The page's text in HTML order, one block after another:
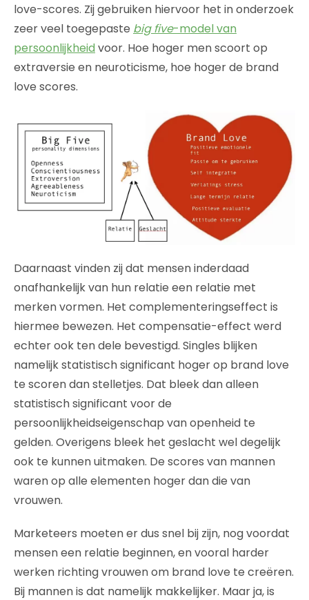
love-scores. Zij gebruiken hiervoor het in onderzoek
zeer veel toegepaste big five-model van
persoonlijkheid voor. Hoe hoger men scoort op
extraversie en neuroticisme, hoe hoger de brand
love scores.
Daarnaast vinden zij dat mensen inderdaad
onafhankelijk van hun relatie een relatie met
merken vormen. Het complementeringseffect is
hiermee bewezen. Het compensatie-effect werd
echter ook ten dele bevestigd. Singles blijken
namelijk statistisch significant hoger op brand love
te scoren dan stelletjes. Dat bleek dan alleen
statistisch significant voor de
persoonlijkheidseigenschap van openheid te
gelden. Overigens bleek het geslacht wel degelijk
ook te kunnen uitmaken. De scores van mannen
waren op alle elementen hoger dan die van
vrouwen.
Marketeers moeten er dus snel bij zijn, nog voordat
mensen een relatie beginnen, en vooral harder
werken richting vrouwen om brand love te creëren.
Bij mannen is dat namelijk makkelijker. Maar ja, is